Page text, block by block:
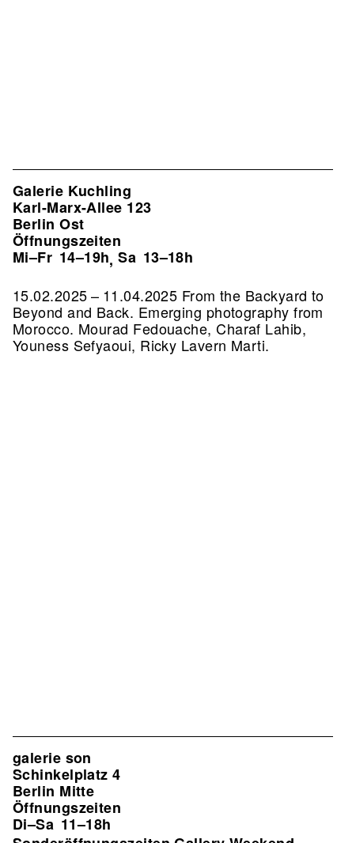
Galerie Kuchling
Karl-Marx-Allee 123
Berlin Ost
Öffnungszeiten
Mi–Fr 14–19h,Sa 13–18h
15.02.2025 – 11.04.2025 From the Backyard to
Beyond and Back. Emerging photography from
Morocco. Mourad Fedouache, Charaf Lahib,
Youness Sefyaoui, Ricky Lavern Marti.
galerie son
Schinkelplatz 4
Berlin Mitte
Öffnungszeiten
Di–Sa 11–18h